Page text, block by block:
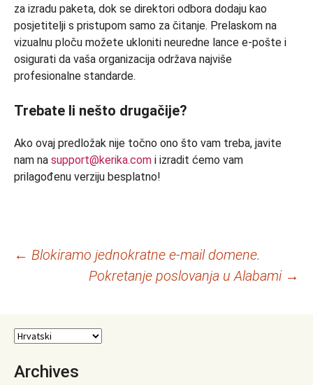
za izradu paketa, dok se direktori odbora dodaju kao
posjetitelji s pristupom samo za čitanje. Prelaskom na
vizualnu ploču možete ukloniti neuredne lance e-pošte i
osigurati da vaša organizacija održava najviše
profesionalne standarde.
Trebate li nešto drugačije?
Ako ovaj predložak nije točno ono što vam treba, javite
nam na support@kerika.com i izradit ćemo vam
prilagođenu verziju besplatno!
Navigacija
← Blokiramo jednokratne e-mail domene.
Pokretanje poslovanja u Alabami →
Archives